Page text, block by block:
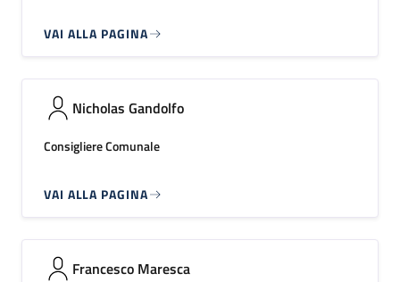
VAI ALLA PAGINA
Nicholas Gandolfo
Consigliere Comunale
VAI ALLA PAGINA
Francesco Maresca